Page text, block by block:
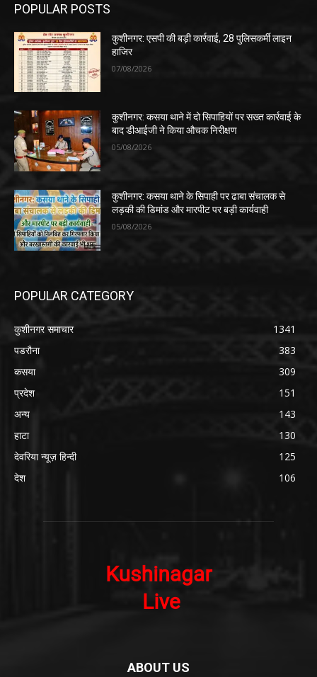
POPULAR POSTS
कुशीनगर: एसपी की बड़ी कार्रवाई, 28 पुलिसकर्मी लाइन
हाजिर
07/08/2026
कुशीनगर: कसया थाने में दो सिपाहियों पर सख्त कार्रवाई के
बाद डीआईजी ने किया औचक निरीक्षण
05/08/2026
कुशीनगर: कसया थाने के सिपाही पर ढाबा संचालक से
लड़की की डिमांड और मारपीट पर बड़ी कार्यवाही
05/08/2026
POPULAR CATEGORY
कुशीनगर समाचार
1341
पडरौना
383
कसया
309
प्रदेश
151
अन्य
143
हाटा
130
देवरिया न्यूज़ हिन्दी
125
देश
106
ABOUT US